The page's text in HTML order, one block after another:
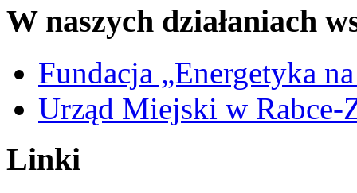
W naszych działaniach
Fundacja „Energetyka
Urząd Miejski w Rabce-
Linki